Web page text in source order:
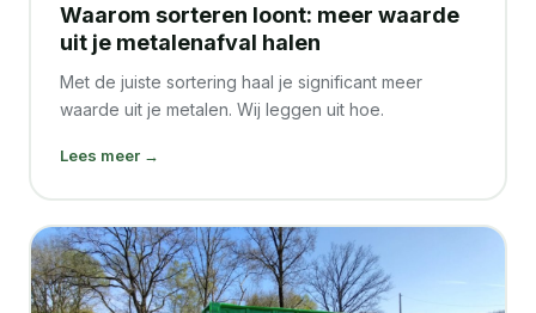
Waarom sorteren loont: meer waarde
uit je metalenafval halen
Met de juiste sortering haal je significant meer
waarde uit je metalen. Wij leggen uit hoe.
Lees meer →